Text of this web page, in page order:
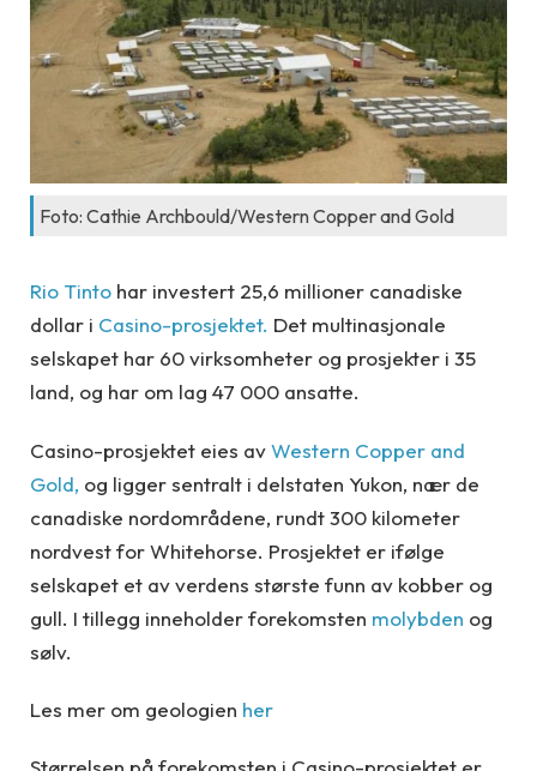
Foto: Cathie Archbould/Western Copper and Gold
Rio Tinto har investert 25,6 millioner canadiske
dollar i Casino-prosjektet. Det multinasjonale
selskapet har 60 virksomheter og prosjekter i 35
land, og har om lag 47 000 ansatte.
Casino-prosjektet eies avWestern Copper and
Gold, og ligger sentralt i delstaten Yukon, nær de
canadiske nordområdene, rundt 300 kilometer
nordvest for Whitehorse. Prosjektet er ifølge
selskapet et av verdens største funn av kobber og
gull. I tillegg inneholder forekomsten molybden og
sølv.
Les mer om geologien her